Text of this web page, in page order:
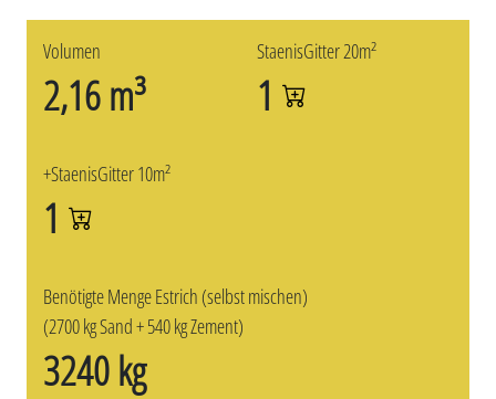
Volumen
2,16 m³
StaenisGitter 20m²
1
+StaenisGitter 10m²
1
Benötigte Menge Estrich (selbst mischen)
(2700 kg Sand + 540 kg Zement)
3240 kg